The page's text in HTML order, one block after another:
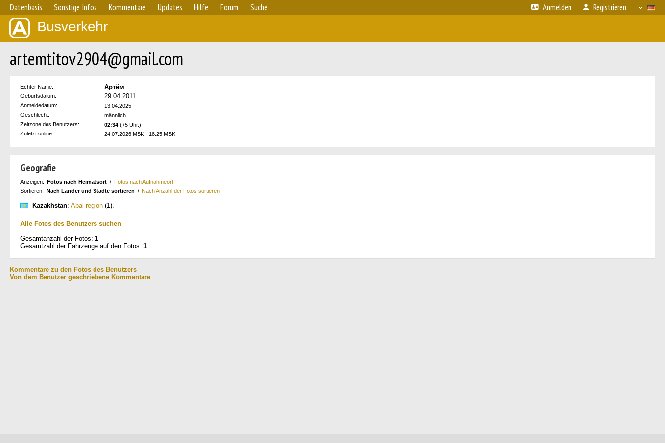
Datenbasis Sonstige Infos Kommentare Updates Hilfe Forum Suche Anmelden Registrieren
Busverkehr
artemtitov2904@gmail.com
Echter Name: Артём
Geburtsdatum: 29.04.2011
Anmeldedatum:
13.04.2025
Geschlecht:
männlich
Zeitzone des Benutzers:
02:34 (+5 Uhr.)
Zuletzt online:
24.07.2026 MSK - 18:25 MSK
Geografie
Anzeigen: Fotos nach Heimatsort / Fotos nach Aufnahmeort
Sortieren: Nach Länder und Städte sortieren / Nach Anzahl der Fotos sortieren
Kazakhstan: Abai region (1).
Alle Fotos des Benutzers suchen
Gesamtanzahl der Fotos: 1
Gesamtzahl der Fahrzeuge auf den Fotos: 1
Kommentare zu den Fotos des Benutzers
Von dem Benutzer geschriebene Kommentare